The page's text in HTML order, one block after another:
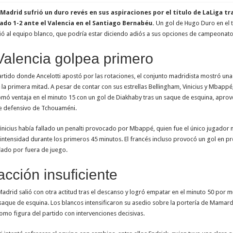
Madrid sufrió un duro revés en sus aspiraciones por el título de LaLiga
1-2 ante el Valencia en el Santiago Bernabéu. Un gol de Hugo Duro en el
al equipo blanco, que podría estar diciendo adiós a sus opciones de
golpea primero
donde Ancelotti apostó por las rotaciones, el conjunto madridista mostró
primera mitad. A pesar de contar con sus estrellas Bellingham, Vinicius y
ventaja en el minuto 15 con un gol de Diakhaby tras un saque de esquina,
defensivo de Tchouaméni.
había fallado un penalti provocado por Mbappé, quien fue el único jugador
durante los primeros 45 minutos. El francés incluso provocó un gol en
por fuera de juego.
insuficiente
salió con otra actitud tras el descanso y logró empatar en el minuto 50 por
de esquina. Los blancos intensificaron su asedio sobre la portería de
figura del partido con intervenciones decisivas.